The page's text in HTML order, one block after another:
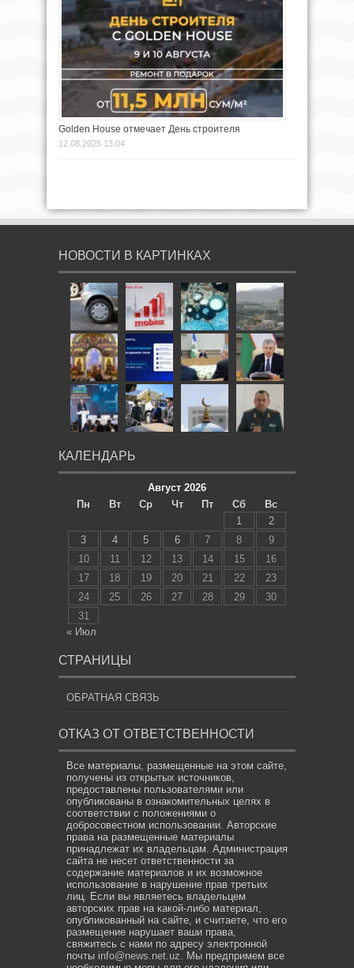
Golden House отмечает День строителя
12.08.2025 13:04
НОВОСТИ В КАРТИНКАХ
КАЛЕНДАРЬ
Август 2026
Пн
Вт Ср Чт Пт Сб
Вс
1
2
3
4 5 6 7 8
9
10
11 12 13 14 15
16
17
18 19 20 21 22
23
24
25 26 27 28 29
30
31
« Июл
СТРАНИЦЫ
ОБРАТНАЯ СВЯЗЬ
ОТКАЗ ОТ ОТВЕТСТВЕННОСТИ
Все материалы, размещенные на этом сайте,
получены из открытых источников,
предоставлены пользователями или
опубликованы в ознакомительных целях в
соответствии с положениями о
добросовестном использовании. Авторские
права на размещенные материалы
принадлежат их владельцам. Администрация
сайта не несет ответственности за
содержание материалов и их возможное
использование в нарушение прав третьих
лиц. Если вы являетесь владельцем
авторских прав на какой-либо материал,
опубликованный на сайте, и считаете, что его
размещение нарушает ваши права,
свяжитесь с нами по адресу электронной
почты info@news.net.uz . Мы предпримем все